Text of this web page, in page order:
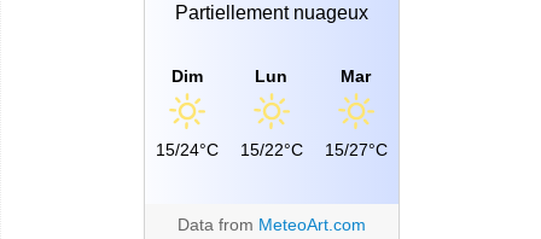
Partiellement nuageux
Dim
15/24°C
Lun
15/22°C
Mar
15/27°C
Data from MeteoArt.com